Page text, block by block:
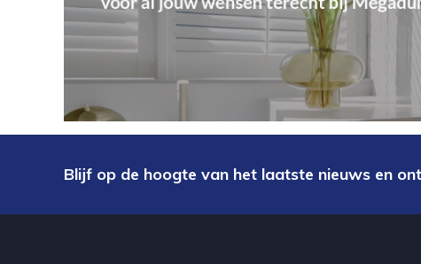
Blijf op de hoogte van het laatste nieuws en